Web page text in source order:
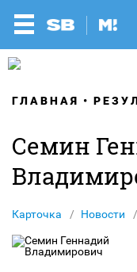
ГЛАВНАЯ
Семин
Карточка Новости